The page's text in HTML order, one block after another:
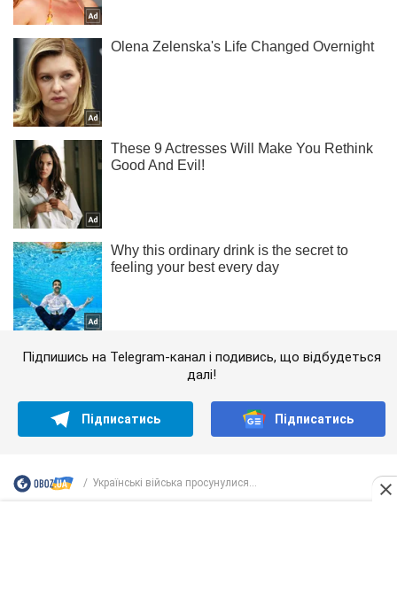
Підпишись на Telegram-канал і подивись, що відбудеться
далі!
Підписатись Підписатись
Українські війська просунулися...